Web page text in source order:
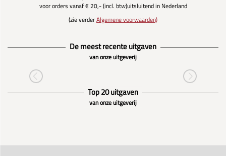
voor orders vanaf € 20,- (incl. btw)uitsluitend in Nederland
(zie verderAlgemene voorwaarden)
De meest recente uitgaven
van onze uitgeverij
Top 20 uitgaven
van onze uitgeverij